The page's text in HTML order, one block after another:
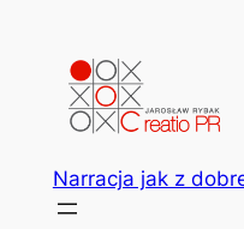
Narracja jak z